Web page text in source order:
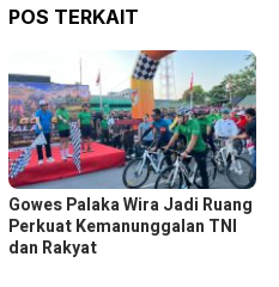
POS TERKAIT
Gowes Palaka Wira Jadi Ruang
Perkuat Kemanunggalan TNI
dan Rakyat